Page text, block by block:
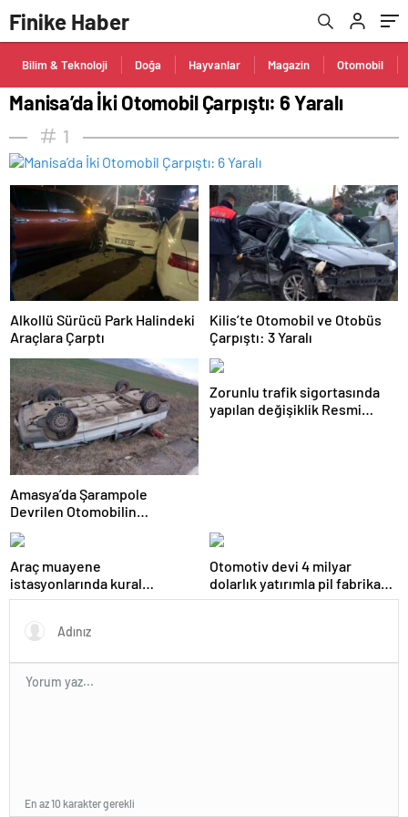
Finike Haber
Bilim & Teknoloji Doğa Hayvanlar Magazin Otomobil
Manisa’da İki Otomobil Çarpıştı: 6 Yaralı
1
Alkollü Sürücü Park Halindeki
Araçlara Çarptı
Kilis’te Otomobil ve Otobüs
Çarpıştı: 3 Yaralı
Amasya’da Şarampole
Devrilen Otomobilin
Zorunlu trafik sigortasında
yapılan değişiklik Resmi
Araç muayene
istasyonlarında kural
değişikliği Resmi Gazete’de
Otomotiv devi 4 milyar
dolarlık yatırımla pil fabrikası
kuracak
En az 10 karakter gerekli